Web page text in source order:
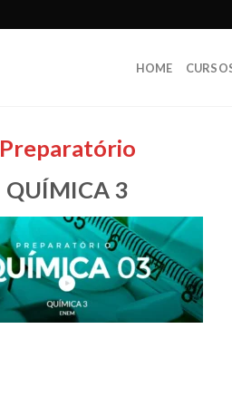
HOME
Preparatório
QUÍMICA 3